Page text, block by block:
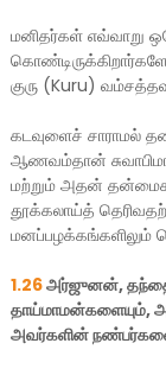
மனிதர்கள் எவ்வாறு
குரு (Kuru)
கடவுளைச் சாராமல்
ஆணவம்தான்
மற்றும் அதன்
தூக்கலாய்த்
மனப்பழக்கங்களிலும்
1.26அர்ஜுனன்,
தாய்மாமன்களையும்,
அவர்களின்